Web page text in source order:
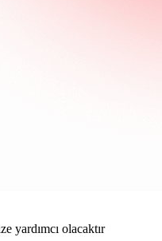
yardımcı olacaktır